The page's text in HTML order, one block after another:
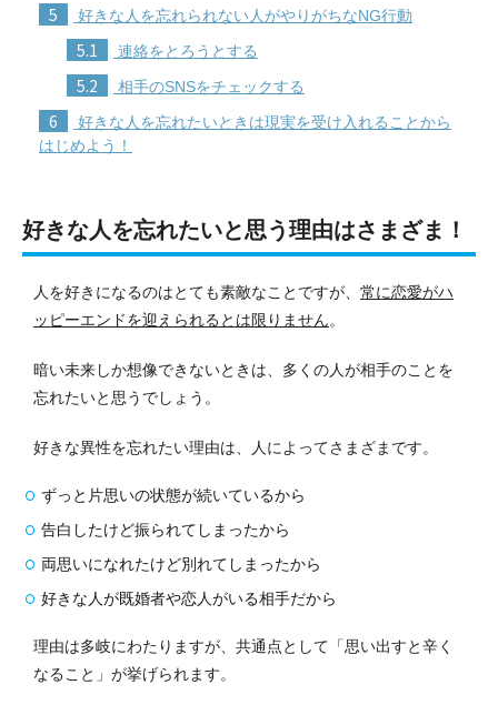
5 好きな人を忘れられない人がやりがちなNG行動
5.1 連絡をとろうとする
5.2 相手のSNSをチェックする
6
好きな人を忘れたいときは現実を受け入れることから
はじめよう！
好きな人を忘れたいと思う理由はさまざま！
人を好きになるのはとても素敵なことですが、 常に恋愛がハ
ッピーエンドを迎えられるとは限りません。
暗い未来しか想像できないときは、多くの人が相手のことを
忘れたいと思うでしょう。
好きな異性を忘れたい理由は、人によってさまざまです。
ずっと片思いの状態が続いているから
告白したけど振られてしまったから
両思いになれたけど別れてしまったから
好きな人が既婚者や恋人がいる相手だから
理由は多岐にわたりますが、共通点として「思い出すと辛く
なること」が挙げられます。